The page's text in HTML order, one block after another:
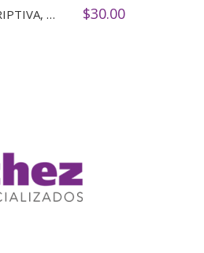
ANATOMÍA HUMANA DESCRIPTIVA, TOPOGRÁFICA Y FUNCIONAL. TOMO 3. MIEMBROS(11ED) $30.00